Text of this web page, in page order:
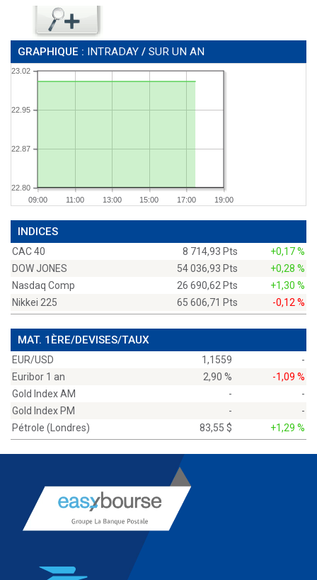
GRAPHIQUE : INTRADAY / SUR UN AN
09:00 11:00 13:00 15:00 17:00 19:00
22.80
22.87
22.95
23.02
INDICES
CAC 40 8 714,93 Pts
+0,17 %
DOW JONES
54 036,93 Pts
+0,28 %
Nasdaq Comp
26 690,62 Pts
+1,30 %
Nikkei 225
65 606,71 Pts -0,12 %
MAT. 1ÈRE/DEVISES/TAUX
EUR/USD 1,1559
-
Euribor 1 an
2,90 %
-1,09 %
Gold Index AM
-
-
Gold Index PM
-
-
Pétrole (Londres)
83,55 $ +1,29 %